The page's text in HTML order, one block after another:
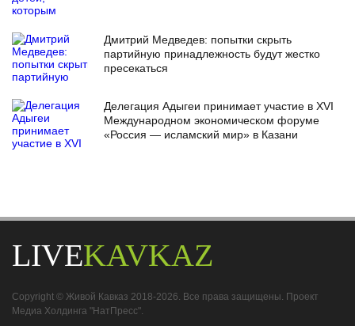
Дмитрий Медведев: попытки скрыть
партийную принадлежность будут жестко
пресекаться
Делегация Адыгеи принимает участие в XVI
Международном экономическом форуме
«Россия — исламский мир» в Казани
LIVEKAVKAZ
Copyright © Живой Кавказ 2018-2026. Все права защищены. Проект
Медиа Холдинга "НатПресс".